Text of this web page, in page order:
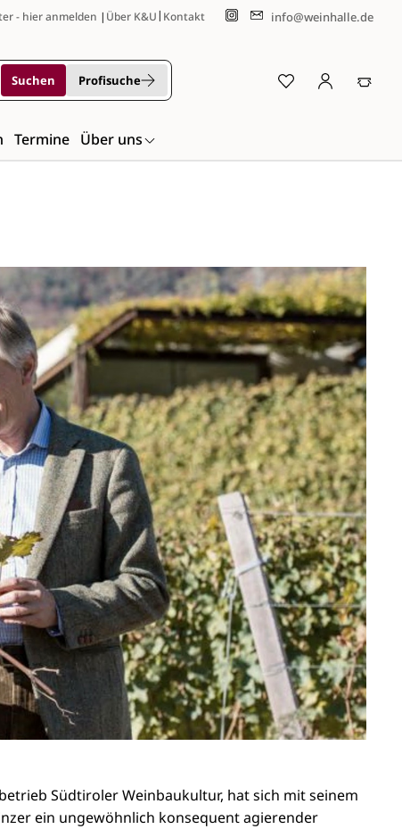
- hier anmelden | Über K&U| Kontakt info@weinhalle.de
Suchen Profisuche
Termine Über uns
Südtiroler Weinbaukultur, hat sich mit seinem
ein ungewöhnlich konsequent agierender